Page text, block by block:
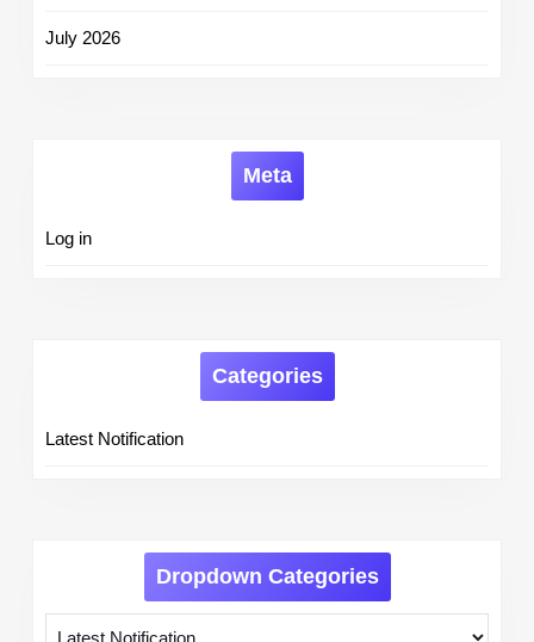
July 2026
Meta
Log in
Categories
Latest Notification
Dropdown Categories